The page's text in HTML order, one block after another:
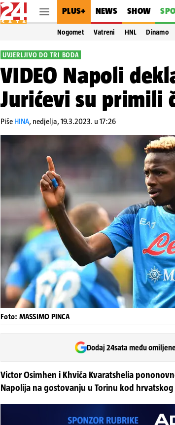
PLUS+ NEWS SHOW
Nogomet Vatreni HNL Dinamo
UVJERLJIVO DO TRI BODA
VIDEO Napoli
Jurićevi su primili
Piše HINA, nedjelja, 19.3.2023. u 17:26
Foto: MASSIMO PINCA
Dodaj 24sata među
Victor Osimhen i Khviča Kvaratshelia
Napolija na gostovanju u Torinu kod